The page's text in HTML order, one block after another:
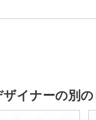
イナーの別